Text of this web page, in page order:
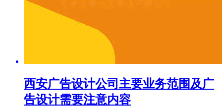
西安广告设计公司主要业务范围及广
告设计需要注意内容